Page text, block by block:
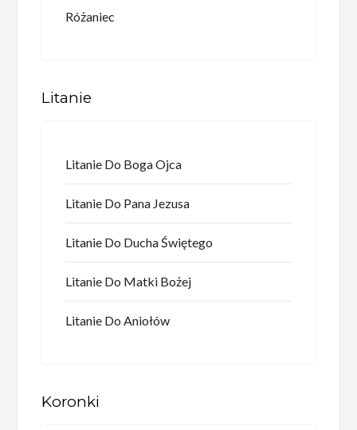
Różaniec
Litanie
Litanie Do Boga Ojca
Litanie Do Pana Jezusa
Litanie Do Ducha Świętego
Litanie Do Matki Bożej
Litanie Do Aniołów
Koronki